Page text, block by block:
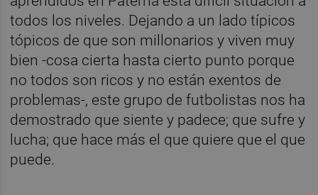
todos los niveles. Dejando a un lado típicos
tópicos de que son millonarios y viven muy
bien -cosa cierta hasta cierto punto porque
no todos son ricos y no están exentos de
problemas-, este grupo de futbolistas nos ha
demostrado que siente y padece; que sufre y
lucha; que hace más el que quiere que el que
puede.